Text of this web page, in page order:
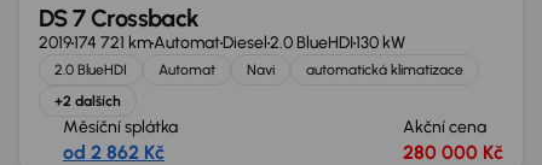
DS 7 Crossback
2019174 721 kmAutomatDiesel2.0 BlueHDI130 kW
2.0 BlueHDI Automat Navi
automatická klimatizace
+2 dalších
Měsíční splátka
od 2 862 Kč
Akční cena
280 000 Kč